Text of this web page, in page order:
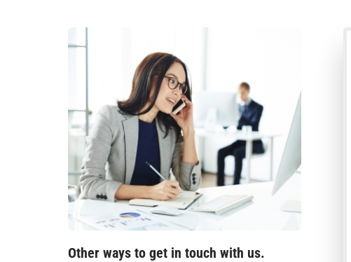
Other ways to get in touch with us.